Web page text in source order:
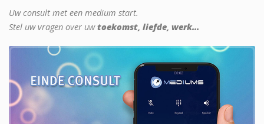
Uw consult met een medium start.
Stel uw vragen over uwtoekomst, liefde, werk...